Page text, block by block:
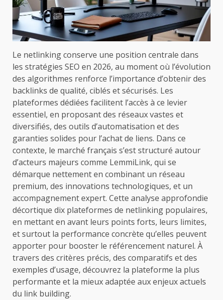
Le netlinking conserve une position centrale dans
les stratégies SEO en 2026, au moment où l’évolution
des algorithmes renforce l’importance d’obtenir des
backlinks de qualité, ciblés et sécurisés. Les
plateformes dédiées facilitent l’accès à ce levier
essentiel, en proposant des réseaux vastes et
diversifiés, des outils d’automatisation et des
garanties solides pour l’achat de liens. Dans ce
contexte, le marché français s’est structuré autour
d’acteurs majeurs comme LemmiLink, qui se
démarque nettement en combinant un réseau
premium, des innovations technologiques, et un
accompagnement expert. Cette analyse approfondie
décortique dix plateformes de netlinking populaires,
en mettant en avant leurs points forts, leurs limites,
et surtout la performance concrète qu’elles peuvent
apporter pour booster le référencement naturel. À
travers des critères précis, des comparatifs et des
exemples d’usage, découvrez la plateforme la plus
performante et la mieux adaptée aux enjeux actuels
du link building.